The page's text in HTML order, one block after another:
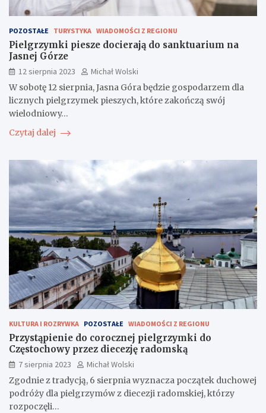
POZOSTAŁE TURYSTYKA WIADOMOŚCI Z REGIONU
Pielgrzymki piesze docierają do sanktuarium na
Jasnej Górze
12 sierpnia 2023
Michał Wolski
W sobotę 12 sierpnia, Jasna Góra będzie gospodarzem dla
licznych pielgrzymek pieszych, które zakończą swój
wielodniowy…
Czytaj dalej
KULTURA I ROZRYWKA POZOSTAŁE WIADOMOŚCI Z REGIONU
Przystąpienie do corocznej pielgrzymki do
Częstochowy przez diecezję radomską
7 sierpnia 2023
Michał Wolski
Zgodnie z tradycją, 6 sierpnia wyznacza początek duchowej
podróży dla pielgrzymów z diecezji radomskiej, którzy
rozpoczęli…